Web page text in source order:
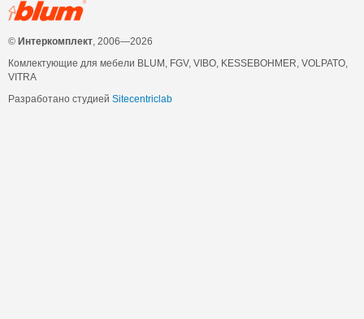
© Интеркомплект , 2006—2026
Комлектующие для мебели BLUM, FGV, VIBO, KESSEBOHMER, VOLPATO,
VITRA
Разработано студией Sitecentriclab